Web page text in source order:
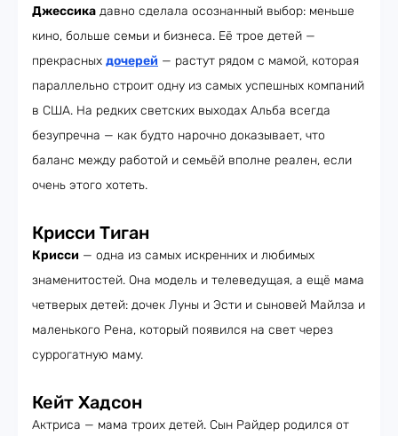
Джессика давно сделала осознанный выбор: меньше
кино, больше семьи и бизнеса. Её трое детей —
прекрасных дочерей — растут рядом с мамой, которая
параллельно строит одну из самых успешных компаний
в США. На редких светских выходах Альба всегда
безупречна — как будто нарочно доказывает, что
баланс между работой и семьёй вполне реален, если
очень этого хотеть.
Крисси Тиган
Крисси — одна из самых искренних и любимых
знаменитостей. Она модель и телеведущая, а ещё мама
четверых детей: дочек Луны и Эсти и сыновей Майлза и
маленького Рена, который появился на свет через
суррогатную маму.
Кейт Хадсон
Актриса — мама троих детей. Сын Райдер родился от